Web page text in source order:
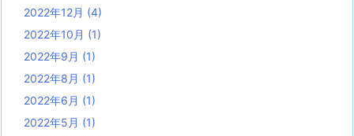
2022年12月 (4)
2022年10月 (1)
2022年9月 (1)
2022年8月 (1)
2022年6月 (1)
2022年5月 (1)